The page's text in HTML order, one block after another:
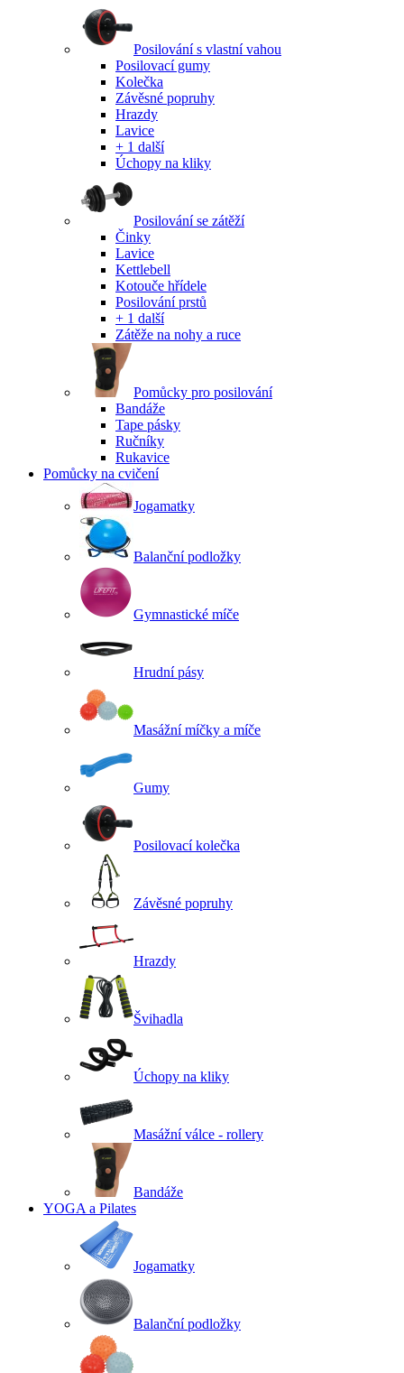
Posilování s vlastní vahou
Posilovací gumy
Kolečka
Závěsné popruhy
Hrazdy
Lavice
+ 1 další
Úchopy na kliky
Posilování se zátěží
Činky
Lavice
Kettlebell
Kotouče hřídele
Posilování prstů
+ 1 další
Zátěže na nohy a ruce
Pomůcky pro posilování
Bandáže
Tape pásky
Ručníky
Rukavice
Pomůcky na cvičení
Jogamatky
Balanční podložky
Gymnastické míče
Hrudní pásy
Masážní míčky a míče
Gumy
Posilovací kolečka
Závěsné popruhy
Hrazdy
Švihadla
Úchopy na kliky
Masážní válce - rollery
Bandáže
YOGA a Pilates
Jogamatky
Balanční podložky